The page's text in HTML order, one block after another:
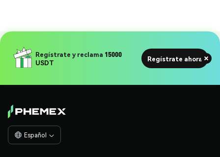
Regístrate y reclama 15000
USDT
Regístrate ahora
Español 